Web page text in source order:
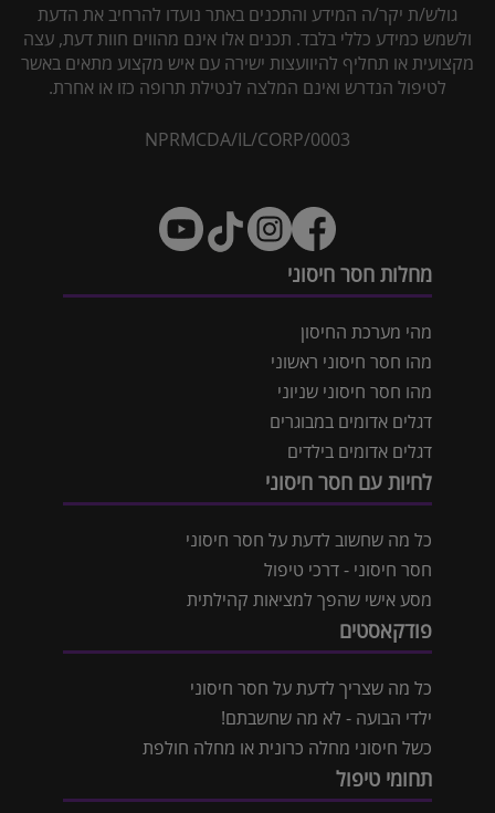
גולש/ת יקר/ה המידע והתכנים באתר נועדו להרחיב את הדעת
ולשמש כמידע כללי בלבד. תכנים אלו אינם מהווים חוות דעת, עצה
מקצועית או תחליף להיוועצות ישירה עם איש מקצוע מתאים באשר
לטיפול הנדרש ואינם המלצה לנטילת תרופה כזו או אחרת.
NPRMCDA/IL/CORP/0003
מחלות חסר חיסוני
מהי מערכת החיסון
מהו חסר חיסוני ראשוני
מהו חסר חיסוני שניוני
דגלים אדומים במבוגרים
דגלים אדומים בילדים
לחיות עם חסר חיסוני
כל מה שחשוב לדעת על חסר חיסוני
חסר חיסוני - דרכי טיפול
מסע אישי שהפך למציאות קהילתית
פודקאסטים
כל מה שצריך לדעת על חסר חיסוני
ילדי הבועה - לא מה שחשבתם!
כשל חיסוני מחלה כרונית או מחלה חולפת
תחומי טיפול